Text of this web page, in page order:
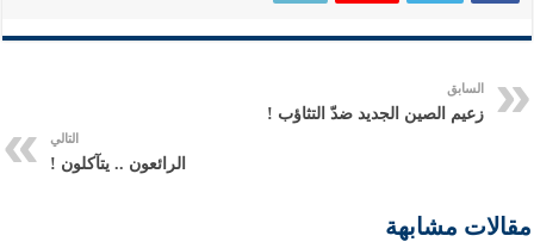
السابق
زعيم الصين الجديد ضدّ التثاؤب !
التالي
الرائعون .. يتآكلون !
مقالات مشابهة